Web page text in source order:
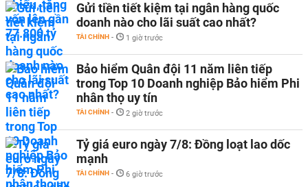
Gửi tiền tiết kiệm tại ngân hàng quốc
doanh nào cho lãi suất cao nhất?
TÀI CHÍNH - 1 giờ trước
Bảo hiểm Quân đội 11 năm liên tiếp
trong Top 10 Doanh nghiệp Bảo hiểm Phi
nhân thọ uy tín
TÀI CHÍNH - 2 giờ trước
Tỷ giá euro ngày 7/8: Đồng loạt lao dốc
mạnh
TÀI CHÍNH - 6 giờ trước